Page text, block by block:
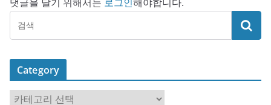
Category